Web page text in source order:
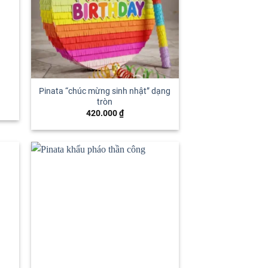
Pinata “chúc mừng sinh nhật” dạng
tròn
420.000₫